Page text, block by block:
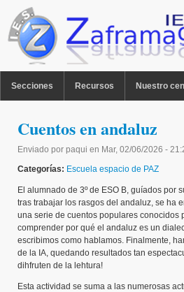
Pasar al contenido principal
Secciones Recursos Nuestro
Cuentos en andaluz
Enviado por paqui en Mar, 02/06/2026 -
Categorías: Escuela espacio de PAZ
El alumnado de 3º de ESO B, guíados por
tras trabajar los rasgos del andaluz, se ha
una serie de cuentos populares conocidos
comprender por qué el andaluz es un
escribimos como hablamos. Finalmente,
de la IA, quedando resultados tan
dihfruten de la lehtura!
Esta actividad se suma a las numerosas